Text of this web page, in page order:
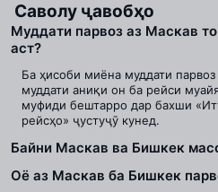
Саволу ҷавобҳо
Муддати парвоз аз Маскав
аст?
Ба ҳисоби миёна муддати
муддати аниқи он ба рейси
муфиди бештарро дар бахши
рейсҳо» ҷустуҷӯ кунед.
Байни Маскав ва Бишкек
Оё аз Маскав ба Бишкек